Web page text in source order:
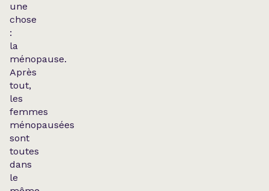
une
chose
:
la
ménopause.
Après
tout,
les
femmes
ménopausées
sont
toutes
dans
le